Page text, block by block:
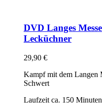
DVD Langes
Lecküchner
29,90 €
Kampf mit dem Langen
Schwert
Laufzeit ca. 150 Minuten